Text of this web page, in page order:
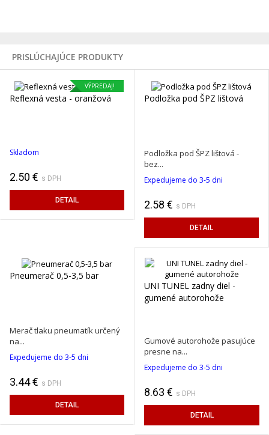
PRISLÚCHAJÚCE PRODUKTY
VÝPREDAJ!
Reflexná vesta - oranžová
Skladom
2.50 € s DPH
DETAIL
Podložka pod ŠPZ lištová
Podložka pod ŠPZ lištová -
bez...
Expedujeme do 3-5 dni
2.58 € s DPH
DETAIL
Pneumerač 0,5-3,5 bar
Merač tlaku pneumatík určený
na...
Expedujeme do 3-5 dni
3.44 € s DPH
DETAIL
UNI TUNEL zadny diel -
gumené autorohože
Gumové autorohože pasujúce
presne na...
Expedujeme do 3-5 dni
8.63 € s DPH
DETAIL